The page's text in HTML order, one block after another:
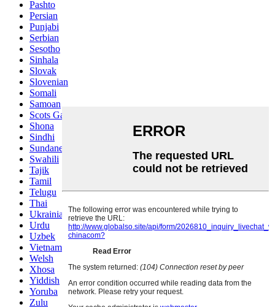
Pashto
Persian
Punjabi
Serbian
Sesotho
Sinhala
Slovak
Slovenian
Somali
Samoan
Scots Gaelic
Shona
Sindhi
Sundanese
Swahili
Tajik
Tamil
Telugu
Thai
Ukrainian
Urdu
Uzbek
Vietnamese
Welsh
Xhosa
Yiddish
Yoruba
Zulu